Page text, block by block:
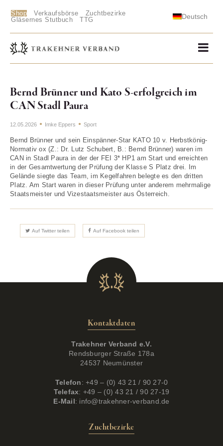
Shop Verkaufsbörse
Zuchtbezirke
Gläsernes Stutbuch
TTG Deutsch
Bernd Brünner und Kato S-erfolgreich im
CAN Stadl Paura
12.05.2026 Imke Eppers Sport
Bernd Brünner und sein Einspänner-Star KATO 10 v. Herbstkönig-
Normativ ox (Z.: Dr. Lutz Schubert, B.: Bernd Brünner) waren im
CAN in Stadl Paura in der der FEI 3* HP1 am Start und erreichten
in der Gesamtwertung der Prüfung der Klasse S Platz drei. Im
Gelände siegte das Team, im Kegelfahren belegte es den dritten
Platz. Am Start waren in dieser Prüfung unter anderem mehrmalige
Staatsmeister und Vizestaatsmeister aus Österreich.
Auf Twitter teilen Auf Facebook teilen
Kontaktdaten
Trakehner Verband e.V.
Rendsburger Straße 178a
24537 Neumünster
Telefon: +49 – (0) 43 21 / 90 27-0
Telefax: +49 – (0) 43 21 / 90 27-19
E-Mail: info@trakehner-verband.de
Zuchtbezirke